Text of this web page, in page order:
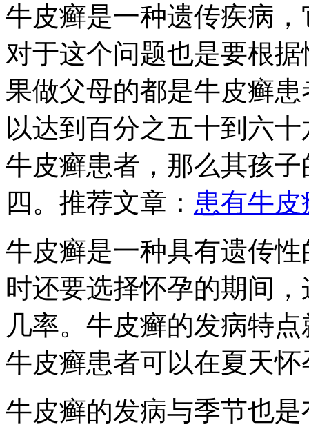
牛皮癣是一种遗传疾病
对于这个问题也是要根
果做父母的都是牛皮癣
以达到百分之五十到六
牛皮癣患者，那么其孩
四。推荐文章： 患有牛
牛皮癣是一种具有遗传
时还要选择怀孕的期间
几率。牛皮癣的发病特
牛皮癣患者可以在夏天怀
牛皮癣的发病与季节也